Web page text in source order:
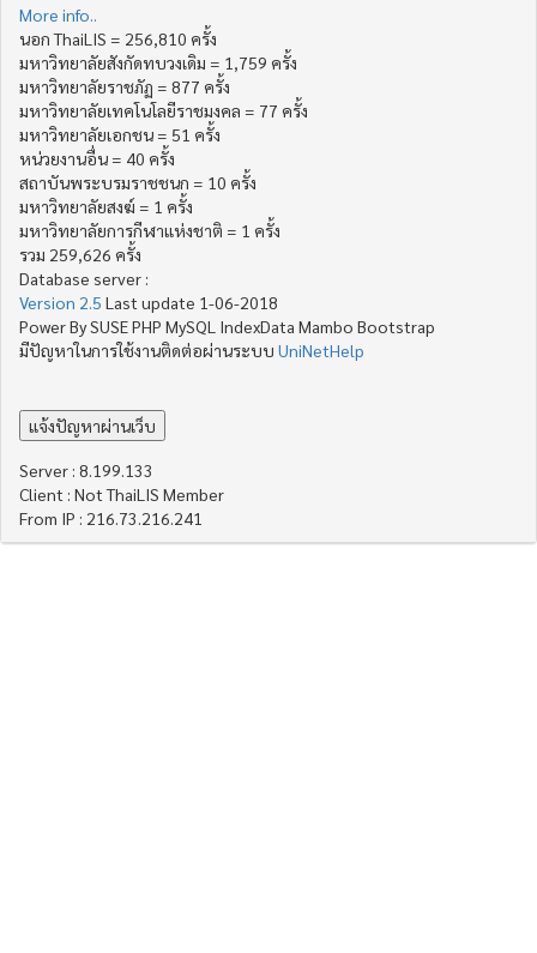
More info..
นอก ThaiLIS = 256,810 ครั้ง
มหาวิทยาลัยสังกัดทบวงเดิม = 1,759 ครั้ง
มหาวิทยาลัยราชภัฏ = 877 ครั้ง
มหาวิทยาลัยเทคโนโลยีราชมงคล = 77 ครั้ง
มหาวิทยาลัยเอกชน = 51 ครั้ง
หน่วยงานอื่น = 40 ครั้ง
สถาบันพระบรมราชชนก = 10 ครั้ง
มหาวิทยาลัยสงฆ์ = 1 ครั้ง
มหาวิทยาลัยการกีฬาแห่งชาติ = 1 ครั้ง
รวม 259,626 ครั้ง
Database server :
Version 2.5 Last update 1-06-2018
Power By SUSE PHP MySQL IndexData Mambo Bootstrap
มีปัญหาในการใช้งานติดต่อผ่านระบบ UniNetHelp
Server : 8.199.133
Client : Not ThaiLIS Member
From IP : 216.73.216.241